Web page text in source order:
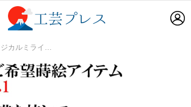
限定！現代の匠・橋本漆芸が初音ミクファンに贈る、蒔絵アイテム史上再販希望No1.の商品が新デザインで登場！！